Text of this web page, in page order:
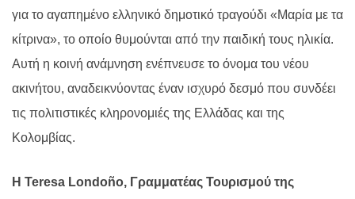
για το αγαπημένο ελληνικό δημοτικό τραγούδι «Μαρία με τα
κίτρινα», το οποίο θυμούνται από την παιδική τους ηλικία.
Αυτή η κοινή ανάμνηση ενέπνευσε το όνομα του νέου
ακινήτου, αναδεικνύοντας έναν ισχυρό δεσμό που συνδέει
τις πολιτιστικές κληρονομιές της Ελλάδας και της
Κολομβίας.
Η Teresa Londoño, Γραμματέας Τουρισμού της